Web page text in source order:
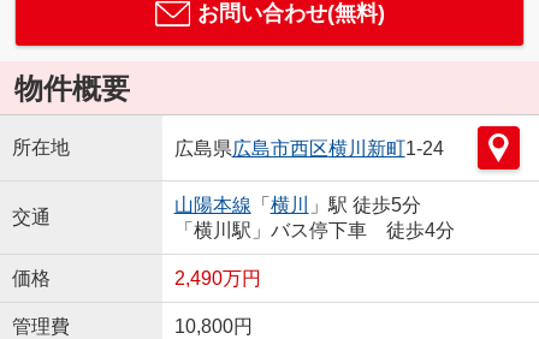
お問い合わせ(無料)
物件概要
所在地 広島県広島市西区横川新町1-24
交通
山陽本線 「 横川
」駅 徒歩5分
「横川駅」バス停下車 徒歩4分
価格 2,490万円
管理費 10,800円